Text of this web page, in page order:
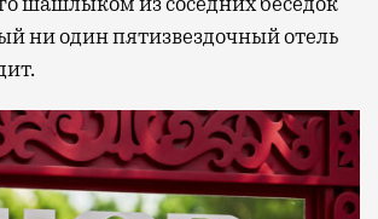
ни один пятизвездочный отель